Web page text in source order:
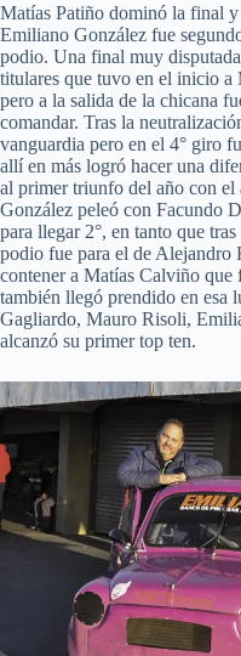
Matías Patiño dominó la final
Emiliano González fue
podio. Una final muy
titulares que tuvo en el inicio a
pero a la salida de la chicana
comandar. Tras la
vanguardia pero en el 4° giro
allí en más logró hacer una
al primer triunfo del año con
González peleó con Facundo
para llegar 2°, en tanto que
podio fue para el de
contener a Matías Calviño
también llegó prendido en esa
Gagliardo, Mauro Risoli,
alcanzó su primer top ten.